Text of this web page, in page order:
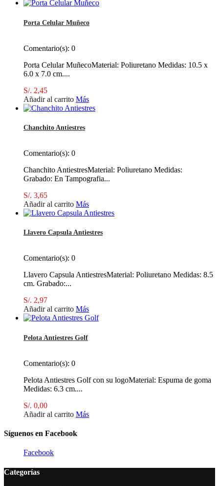
Porta Celular Muñeco
Comentario(s): 0
Porta Celular MuñecoMaterial: Poliuretano Medidas: 10.5 x
6.0 x 7.0 cm....
S/. 2,45
Añadir al carrito Más
Chanchito Antiestres
Comentario(s): 0
Chanchito AntiestresMaterial: Poliuretano Medidas:
Grabado: En Tampografia...
S/. 3,65
Añadir al carrito Más
Llavero Capsula Antiestres
Comentario(s): 0
Llavero Capsula AntiestresMaterial: Poliuretano Medidas: 8.5
cm. Grabado:...
S/. 2,97
Añadir al carrito Más
Pelota Antiestres Golf
Comentario(s): 0
Pelota Antiestres Golf con su logoMaterial: Espuma de goma
Medidas: 6.3 cm....
S/. 0,00
Añadir al carrito Más
Síguenos en Facebook
Facebook
Categorías